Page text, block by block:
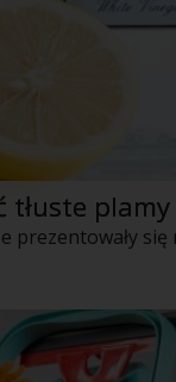
plamy